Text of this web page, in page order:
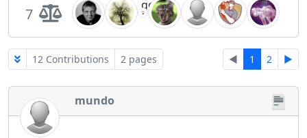
7
12 Contributions 2 pages ◄ 1 2 ►
mundo